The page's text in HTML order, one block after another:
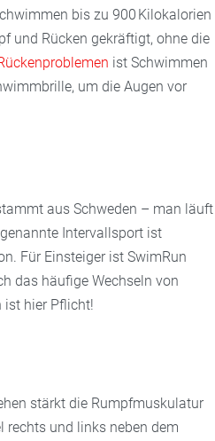
bis zu 900 Kilokalorien
und Rücken gekräftigt, ohne die
ist Schwimmen
um die Augen vor
aus Schweden – man läuft
Intervallsport ist
Für Einsteiger ist SwimRun
das häufige Wechseln von
ist hier Pflicht!
stärkt die Rumpfmuskulatur
rechts und links neben dem